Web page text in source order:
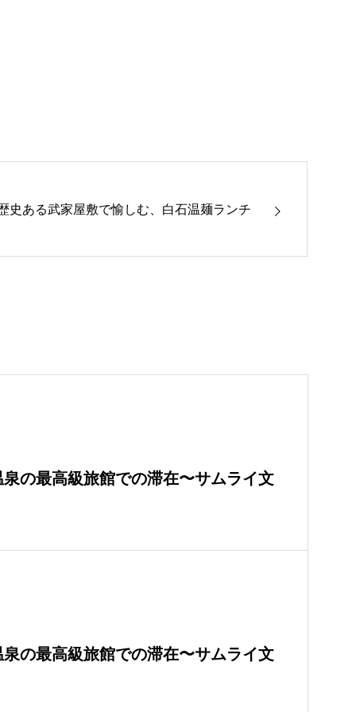
史ある武家屋敷で愉しむ、白石温麺ランチ
の最高級旅館での滞在〜サムライ文
の最高級旅館での滞在〜サムライ文